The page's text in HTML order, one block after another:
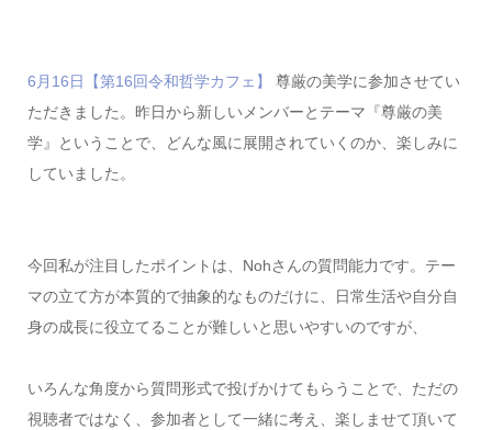
6月16日【第16回令和哲学カフェ】
尊厳の美学に参加させてい
ただきました。昨日から新しいメンバーとテーマ『尊厳の美
学』ということで、どんな風に展開されていくのか、楽しみに
していました。
今回私が注目したポイントは、Nohさんの質問能力です。テー
マの立て方が本質的で抽象的なものだけに、日常生活や自分自
身の成長に役立てることが難しいと思いやすいのですが、
いろんな角度から質問形式で投げかけてもらうことで、ただの
視聴者ではなく、参加者として一緒に考え、楽しませて頂いて